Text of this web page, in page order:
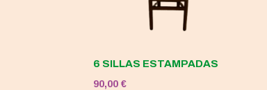
6 SILLAS ESTAMPADAS
90,00€